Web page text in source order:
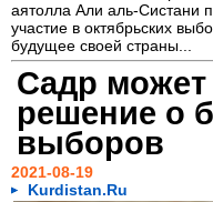
аятолла Али аль-Систани
участие в октябрьских
будущее своей страны...
Садр может
решение о
выборов
2021-08-19
Kurdistan.Ru